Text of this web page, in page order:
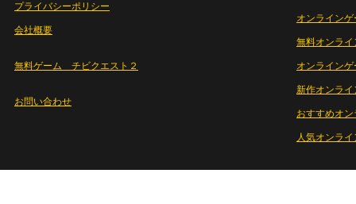
プライバシーポリシー
会社概要
無料ゲーム チビクエスト２
お問い合わせ
オンラインゲ
無料オンライ
オンライン
新作オンライ
おすすめオ
人気オンラ